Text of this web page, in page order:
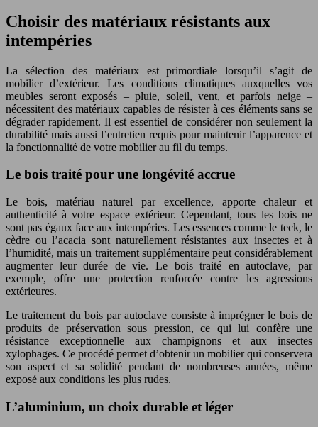
Choisir des matériaux résistants aux
intempéries
La sélection des matériaux est primordiale lorsqu’il s’agit de
mobilier d’extérieur. Les conditions climatiques auxquelles vos
meubles seront exposés – pluie, soleil, vent, et parfois neige –
nécessitent des matériaux capables de résister à ces éléments sans se
dégrader rapidement. Il est essentiel de considérer non seulement la
durabilité mais aussi l’entretien requis pour maintenir l’apparence et
la fonctionnalité de votre mobilier au fil du temps.
Le bois traité pour une longévité accrue
Le bois, matériau naturel par excellence, apporte chaleur et
authenticité à votre espace extérieur. Cependant, tous les bois ne
sont pas égaux face aux intempéries. Les essences comme le teck, le
cèdre ou l’acacia sont naturellement résistantes aux insectes et à
l’humidité, mais un traitement supplémentaire peut considérablement
augmenter leur durée de vie. Le bois traité en autoclave, par
exemple, offre une protection renforcée contre les agressions
extérieures.
Le traitement du bois par autoclave consiste à imprégner le bois de
produits de préservation sous pression, ce qui lui confère une
résistance exceptionnelle aux champignons et aux insectes
xylophages. Ce procédé permet d’obtenir un mobilier qui conservera
son aspect et sa solidité pendant de nombreuses années, même
exposé aux conditions les plus rudes.
L’aluminium, un choix durable et léger